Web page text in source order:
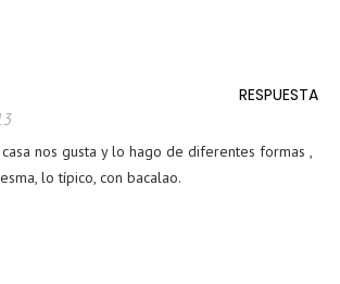
RESPUESTA
nos gusta y lo hago de diferentes formas ,
lo típico, con bacalao.